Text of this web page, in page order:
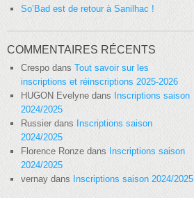
So’Bad est de retour à Sanilhac !
COMMENTAIRES RÉCENTS
Crespo dans Tout savoir sur les
inscriptions et réinscriptions 2025-2026
HUGON Evelyne dans Inscriptions saison
2024/2025
Russierdans Inscriptions saison
2024/2025
Florence Ronze dans Inscriptions saison
2024/2025
vernay dans Inscriptions saison 2024/2025